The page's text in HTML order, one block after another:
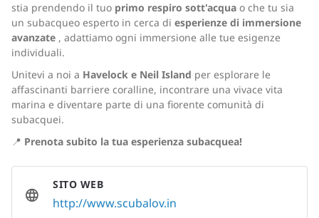
stia prendendo il tuo primo respiro sott'acqua o che tu sia
un subacqueo esperto in cerca di esperienze di immersione
avanzate , adattiamo ogni immersione alle tue esigenze
individuali.
Unitevi a noi a Havelock e Neil Island per esplorare le
affascinanti barriere coralline, incontrare una vivace vita
marina e diventare parte di una fiorente comunità di
subacquei.
📍 Prenota subito la tua esperienza subacquea!
SITO WEB
http://www.scubalov.in